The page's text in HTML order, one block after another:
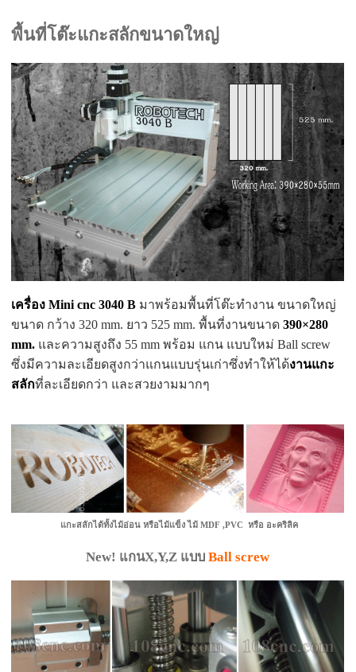
พื้นที่โต๊ะแกะสลักขนาดใหญ่
เครื่อง Mini cnc 3040 B มาพร้อมพื้นที่โต๊ะทำงาน ขนาดใหญ่
ขนาด กว้าง 320 mm. ยาว 525 mm. พื้นที่งานขนาด 390×280
mm. และความสูงถึง 55 mm พร้อม แกน แบบใหม่ Ball screw
ซึ่งมีความละเอียดสูงกว่าแกนแบบรุ่นเก่าซึ่งทำให้ได้งานแกะ
สลักที่ละเอียดกว่า และสวยงามมากๆ
แกะสลักได้ทั้งไม้อ่อน หรือไม้แข็ง ไม้ MDF ,PVC หรือ อะคริลิค
New! แกนX,Y,Z แบบBall screw